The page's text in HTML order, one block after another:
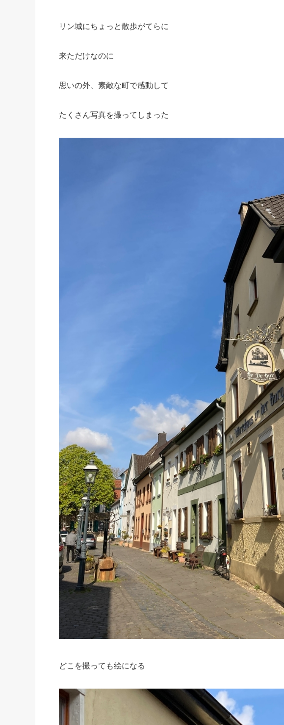
リン城にちょっと散歩がてらに
来ただけなのに
思いの外、素敵な町で感動して
たくさん写真を撮ってしまった
どこを撮っても絵になる